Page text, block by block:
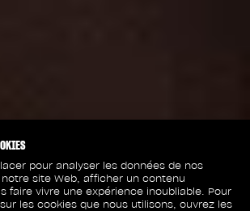
pour analyser les données de nos
site Web, afficher un contenu
faire vivre une expérience inoubliable. Pour
les cookies que nous utilisons, ouvrez les